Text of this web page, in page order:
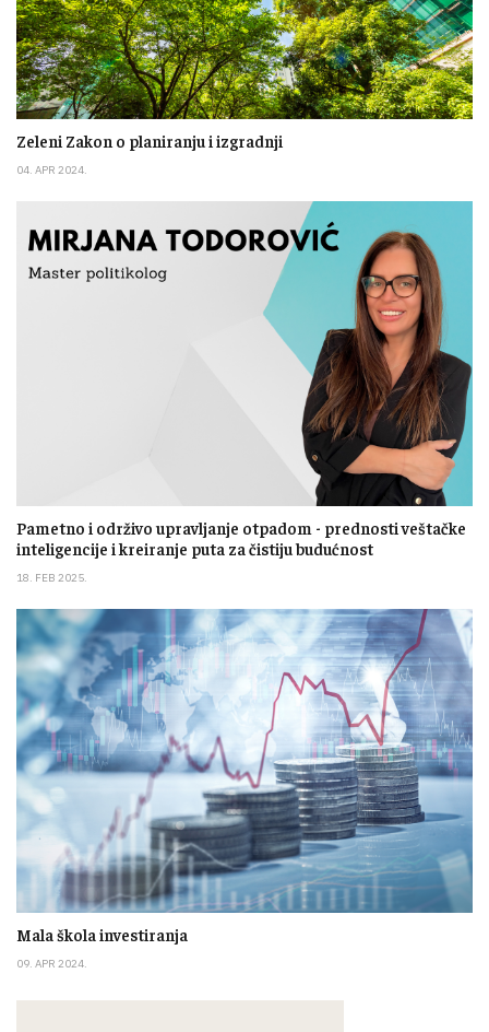
Zeleni Zakon o planiranju i izgradnji
04. APR 2024.
Pametno i održivo upravljanje otpadom - prednosti veštačke
inteligencije i kreiranje puta za čistiju budućnost
18. FEB 2025.
Mala škola investiranja
09. APR 2024.